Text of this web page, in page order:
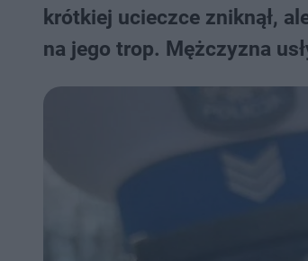
krótkiej ucieczce zniknął,
na jego trop. Mężczyzna